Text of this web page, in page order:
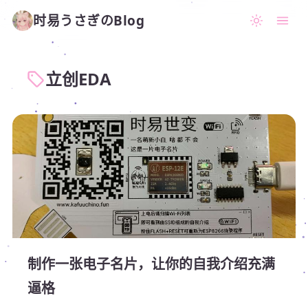
时易うさぎのBlog
立创EDA
制作一张电子名片，让你的自我介绍充满
逼格